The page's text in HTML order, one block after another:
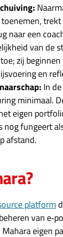
naar een
van de
zij
en
In
minimaal.
eigen
nog fungeert
afstand.
platform
van
eigen